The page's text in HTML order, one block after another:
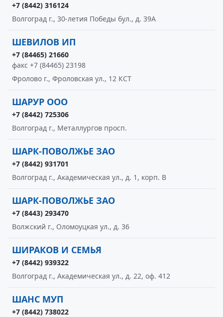
+7 (8442) 316124
Волгоград г., 30-летия Победы бул., д. 39А
ШЕВИЛОВ ИП
+7 (84465) 21660
факс +7 (84465) 23198
Фролово г., Фроловская ул., 12 КСТ
ШАРУР ООО
+7 (8442) 725306
Волгоград г., Металлургов просп.
ШАРК-ПОВОЛЖЬЕ ЗАО
+7 (8442) 931701
Волгоград г., Академическая ул., д. 1, корп. В
ШАРК-ПОВОЛЖЬЕ ЗАО
+7 (8443) 293470
Волжский г., Оломоуцкая ул., д. 36
ШИРАКОВ И СЕМЬЯ
+7 (8442) 939322
Волгоград г., Академическая ул., д. 22, оф. 412
ШАНС МУП
+7 (8442) 738022